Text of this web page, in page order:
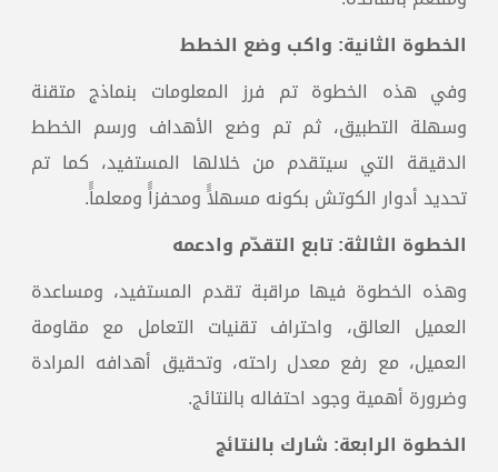
الخطوة الثانية: واكب وضع الخطط
وفي هذه الخطوة تم فرز المعلومات بنماذج متقنة
وسهلة التطبيق، ثم تم وضع الأهداف ورسم الخطط
الدقيقة التي سيتقدم من خلالها المستفيد، كما تم
تحديد أدوار الكوتش بكونه مسهلاًً ومحفزاًً ومعلماًً.
الخطوة الثالثة: تابع التقدّم وادعمه
وهذه الخطوة فيها مراقبة تقدم المستفيد، ومساعدة
العميل العالق، واحتراف تقنيات التعامل مع مقاومة
العميل، مع رفع معدل راحته، وتحقيق أهدافه المرادة
وضرورة أهمية وجود احتفاله بالنتائج.
الخطوة الرابعة: شارك بالنتائج